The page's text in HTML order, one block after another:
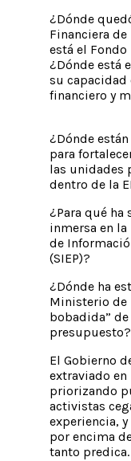
¿Dónde
Financiera
está el Fondo
¿Dónde está
su
financiero y
¿Dónde
para
las unidades
dentro de la
¿Para qué ha
inmersa en la
de
(SIEP)?
¿Dónde ha
Ministerio de
bobadida”
presupuesto?
El Gobierno
extraviado
priorizando
activistas
experiencia,
por encima
tanto predica.